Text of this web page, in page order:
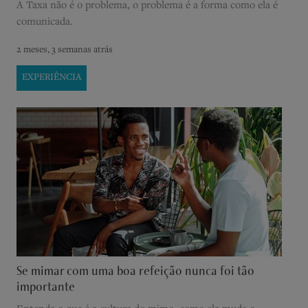
A Taxa não é o problema, o problema é a forma como ela é
comunicada.
2 meses, 3 semanas atrás
EXPERIÊNCIA
Se mimar com uma boa refeição nunca foi tão
importante